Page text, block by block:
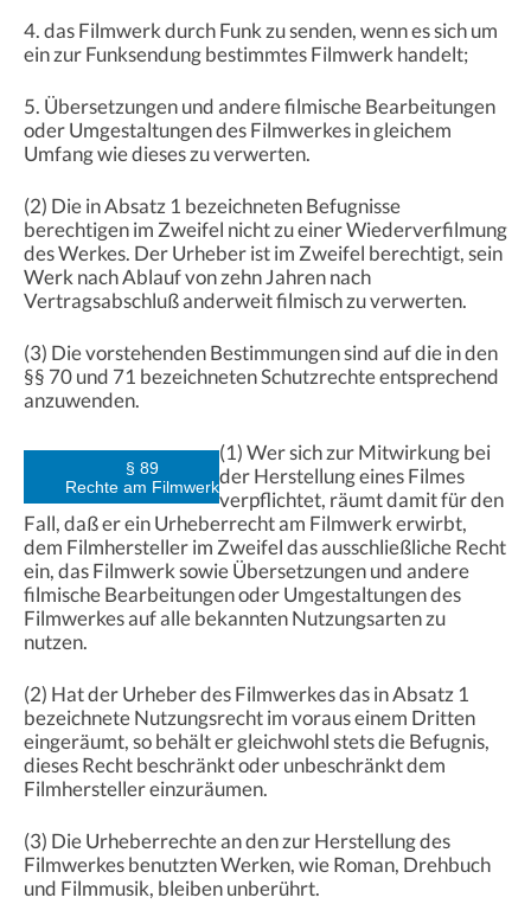
4. das Filmwerk durch Funk zu senden, wenn es sich um
ein zur Funksendung bestimmtes Filmwerk handelt;
5. Übersetzungen und andere filmische Bearbeitungen
oder Umgestaltungen des Filmwerkes in gleichem
Umfang wie dieses zu verwerten.
(2) Die in Absatz 1 bezeichneten Befugnisse
berechtigen im Zweifel nicht zu einer Wiederverfilmung
des Werkes. Der Urheber ist im Zweifel berechtigt, sein
Werk nach Ablauf von zehn Jahren nach
Vertragsabschluß anderweit filmisch zu verwerten.
(3) Die vorstehenden Bestimmungen sind auf die in den
§§ 70 und 71 bezeichneten Schutzrechte entsprechend
anzuwenden.
§ 89
Rechte am Filmwerk
(1) Wer sich zur Mitwirkung bei
der Herstellung eines Filmes
verpflichtet, räumt damit für den
Fall, daß er ein Urheberrecht am Filmwerk erwirbt,
dem Filmhersteller im Zweifel das ausschließliche Recht
ein, das Filmwerk sowie Übersetzungen und andere
filmische Bearbeitungen oder Umgestaltungen des
Filmwerkes auf alle bekannten Nutzungsarten zu
nutzen.
(2) Hat der Urheber des Filmwerkes das in Absatz 1
bezeichnete Nutzungsrecht im voraus einem Dritten
eingeräumt, so behält er gleichwohl stets die Befugnis,
dieses Recht beschränkt oder unbeschränkt dem
Filmhersteller einzuräumen.
(3) Die Urheberrechte an den zur Herstellung des
Filmwerkes benutzten Werken, wie Roman, Drehbuch
und Filmmusik, bleiben unberührt.